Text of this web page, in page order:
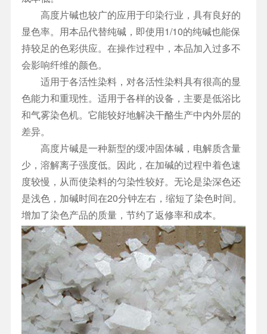
高度片碱也较广的应用于印染行业，具有良好的
显色率。用本品代替纯碱，即使用1/10的纯碱也能保
持较足的色彩供应。在操作过程中，本品加入过多不
会影响纤维的颜色。
适用于各活性染料，对各活性染料具有很高的显
色能力和重现性。适用于各样的设备，主要是低浴比
和气雾染色机。它能较好地解决干酪生产中内外层的
差异。
高度片碱是一种新型的缓冲固体碱，电解质含量
少，溶解离子强度低。因此，在加碱的过程中着色速
度较慢，从而使染料的匀染性较好。无论是染深色还
是浅色，加碱时间在20分钟左右，缩短了染色时间。
增加了染色产品的质量，节约了返修率和成本。